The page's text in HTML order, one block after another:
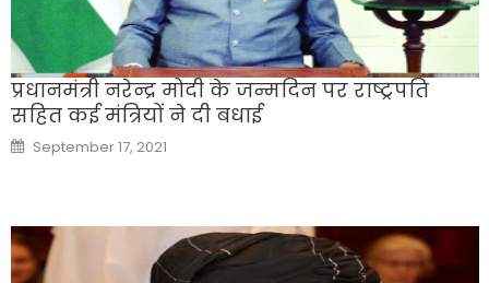
प्रधानमंत्री नरेन्द्र मोदी के जन्मदिन पर राष्ट्रपति
सहित कई मंत्रियों ने दी बधाई
Posted
on
September 17, 2021